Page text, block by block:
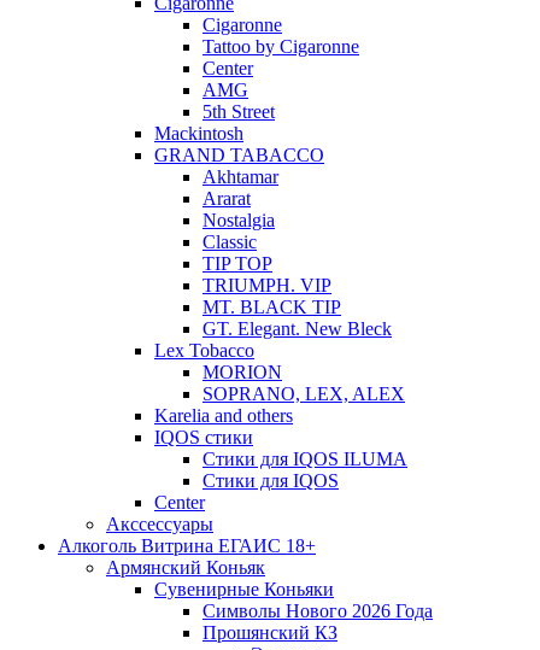
Cigaronne
Tattoo by Cigaronne
Center
AMG
5th Street
Mackintosh
GRAND TABACCO
Akhtamar
Ararat
Nostalgia
Classic
TIP TOP
TRIUMPH. VIP
MT. BLACK TIP
GT. Elegant. New Bleck
Lex Tobacco
MORION
SOPRANO, LEX, ALEX
Karelia and others
IQOS стики
Стики для IQOS ILUMA
Стики для IQOS
Сenter
Акссессуары
Алкоголь Витрина ЕГАИС 18+
Армянский Коньяк
Сувенирные Коньяки
Символы Нового 2026 Года
Прошянский КЗ